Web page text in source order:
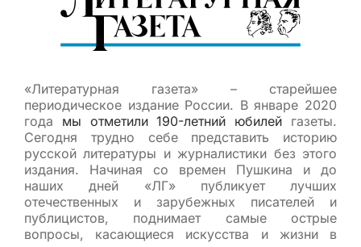
«Литературная газета» – старейшее
периодическое издание России. В январе 2020
года мы отметили 190-летний юбилей газеты.
Сегодня трудно себе представить историю
русской литературы и журналистики без этого
издания. Начиная со времен Пушкина и до
наших дней «ЛГ» публикует лучших
отечественных и зарубежных писателей и
публицистов, поднимает самые острые
вопросы, касающиеся искусства и жизни в